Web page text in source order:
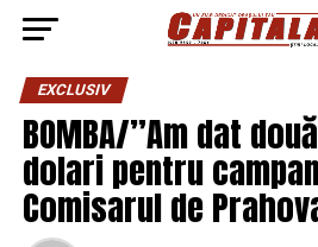
EXCLUSIV
BOMBA/”Am dat
dolari pentru
Comisarul de